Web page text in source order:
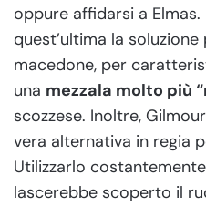
oppure affidarsi a
quest’ultima la
macedone, per
una mezzala molto più
scozzese. Inoltre,
vera alternativa in regia
Utilizzarlo
lascerebbe scoperto il